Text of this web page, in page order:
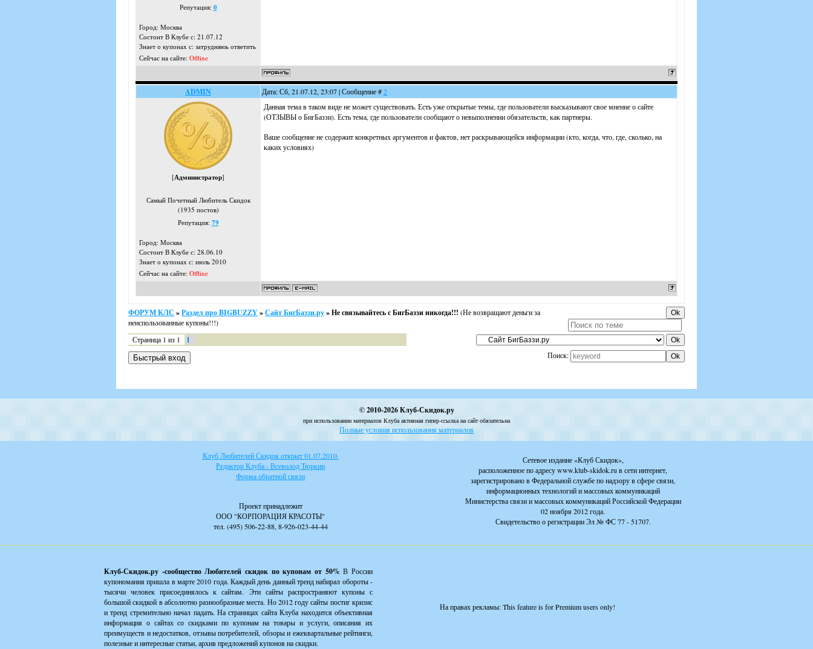
Репутация: 0
Город: Москва
Состоит В Клубе с: 21.07.12
Знает о купонах с: затрудняюь ответить
Сейчас на сайте: Offline
ADMIN Дата: Сб, 21.07.12, 23:07 | Сообщение #2
[Администратор]
Самый Почетный Любитель Скидок
(1935 постов)
Репутация: 79
Город: Москва
Состоит В Клубе с: 28.06.10
Знает о купонах с: июль 2010
Сейчас на сайте: Offline
Данная тема в таком виде не может существовать. Есть уже открытые темы, где пользователи высказывают свое мнение о сайте
(ОТЗЫВЫ о БигБаззи). Есть тема, где пользователи сообщают о невыполнении обязательств, как партнеры.
Ваше сообщение не содержит конкретных аргументов и фактов, нет раскрывающейся информации (кто, когда, что, где, сколько, на
каких условиях)
ФОРУМ КЛС »Раздел про BIGBUZZY»Сайт БигБаззи.ру»Не связывайтесь с БигБаззи никогда!!! (Не возвращают деньги за
неиспользованные купоны!!!)
Страница 1 из 1 1
Поиск:
© 2010-2026 Клуб-Скидок.ру
при использовании материалов Клуба активная гипер-ссылка на сайт обязательна
Полные условия использования материалов
Клуб Любителей Скидок открыт 01.07.2010.
Редактор Клуба - Всеволод Тюркин
Форма обратной связи
Проект принадлежит
ООО "КОРПОРАЦИЯ КРАСОТЫ"
тел. (495) 506-22-88, 8-926-023-44-44
Сетевое издание «Клуб Скидок»,
расположенное по адресу www.klub-skidok.ru в сети интернет,
зарегистрировано в Федеральной службе по надзору в сфере связи,
информационных технологий и массовых коммуникаций
Министерства связи и массовых коммуникаций Российской Федерации
02 ноября 2012 года.
Свидетельство о регистрации Эл № ФС 77 - 51707.
Клуб-Скидок.ру -сообщество Любителей скидок по купонам от 50%В России
купономания пришла в марте 2010 года. Каждый день данный тренд набирал обороты -
тысячи человек присоединялось к сайтам. Эти сайты распространяют купоны с
большой скидкой в абсолютно разнообразные места. Но 2012 году сайты постиг кризис
и тренд стремительно начал падать. На страницах сайта Клуба находится объективная
информация о сайтах со скидками по купонам на товары и услуги, описания их
преимуществ и недостатков, отзывы потребителей, обзоры и ежеквартальные рейтинги,
полезные и интересные статьи, архив предложений купонов на скидки.
На правах рекламы:This feature is for Premium users only!